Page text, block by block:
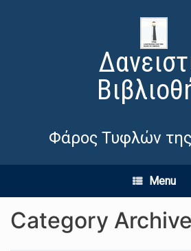
Φάρος Τυφλών
Menu
Category